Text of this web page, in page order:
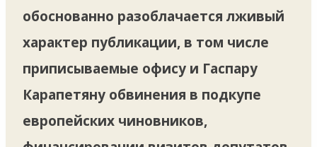
обоснованно разоблачается лживый
характер публикации, в том числе
приписываемые офису и Гаспару
Карапетяну обвинения в подкупе
европейских чиновников,